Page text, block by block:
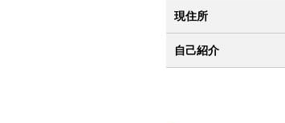
現住所
自己紹介